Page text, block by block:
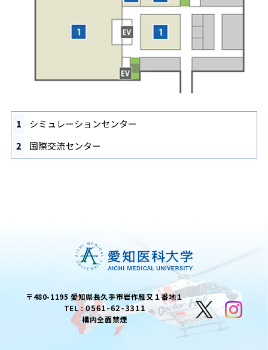
1
シミュレーションセンター
2
国際交流センター
〒480-1195 愛知県長久手市岩作雁又１番地１
TEL :0561-62-3311
構内全面禁煙